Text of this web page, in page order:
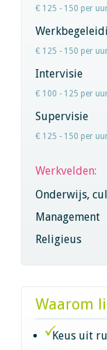
€ 125 - 150 per
€ 125 - 150 per
Intervisie
€ 100 - 125 per
Supervisie
€ 125 - 150 per
Werkvelden:
Onderwijs,
Management
Religieus
Waarom
Keus uit